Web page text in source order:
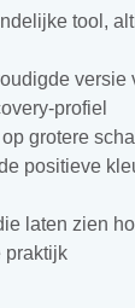
tool,
versie
profiel
grotere
positieve
laten zien
praktijk